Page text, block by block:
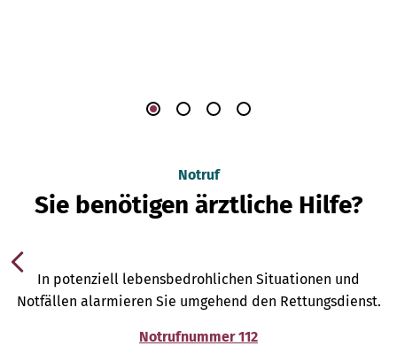
Notruf
Sie benötigen ärztliche Hilfe?
In potenziell lebensbedrohlichen Situationen und
Notfällen alarmieren Sie umgehend den Rettungsdienst.
Notrufnummer 112